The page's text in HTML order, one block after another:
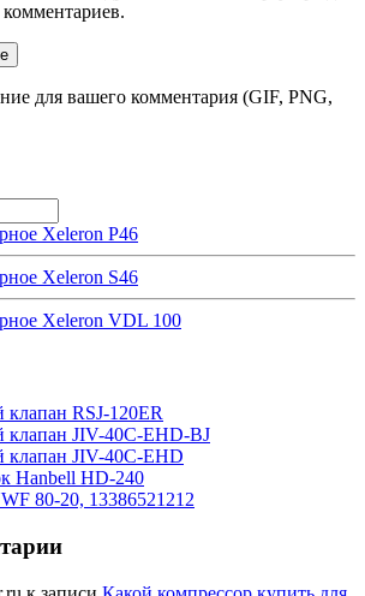
для вашего комментария (GIF, PNG,
RSJ-120ER
JIV-40C-EHD-BJ
JIV-40C-EHD
Hanbell HD-240
80-20, 13386521212